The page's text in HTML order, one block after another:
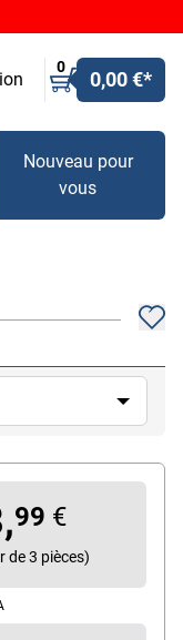
0
0,00 €*
Nouveau pour
vous
99 €
de 3 pièces)